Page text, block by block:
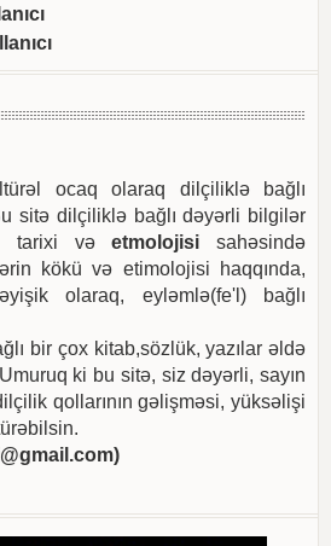
ocaq olaraq dilçiliklə bağlı
sitə dilçiliklə bağlı dəyərli bilgilər
tarixi vəetmolojisi sahəsində
kökü və etimolojisi haqqında,
olaraq, eyləmlə(fe'l) bağlı
bir çox kitab,sözlük, yazılar əldə
ki bu sitə, siz dəyərli, sayın
qollarının gəlişməsi, yüksəlişi
)